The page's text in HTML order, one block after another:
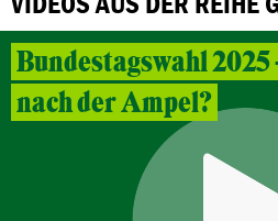
Bundestagswahl
nach der Ampel?